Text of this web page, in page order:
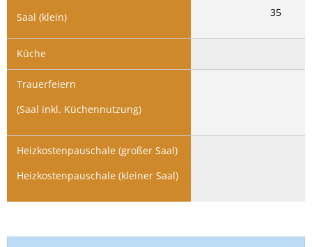
Saal (klein) 35
Küche
Trauerfeiern
(Saal inkl. Küchennutzung)
Heizkostenpauschale (großer Saal)
Heizkostenpauschale (kleiner Saal)